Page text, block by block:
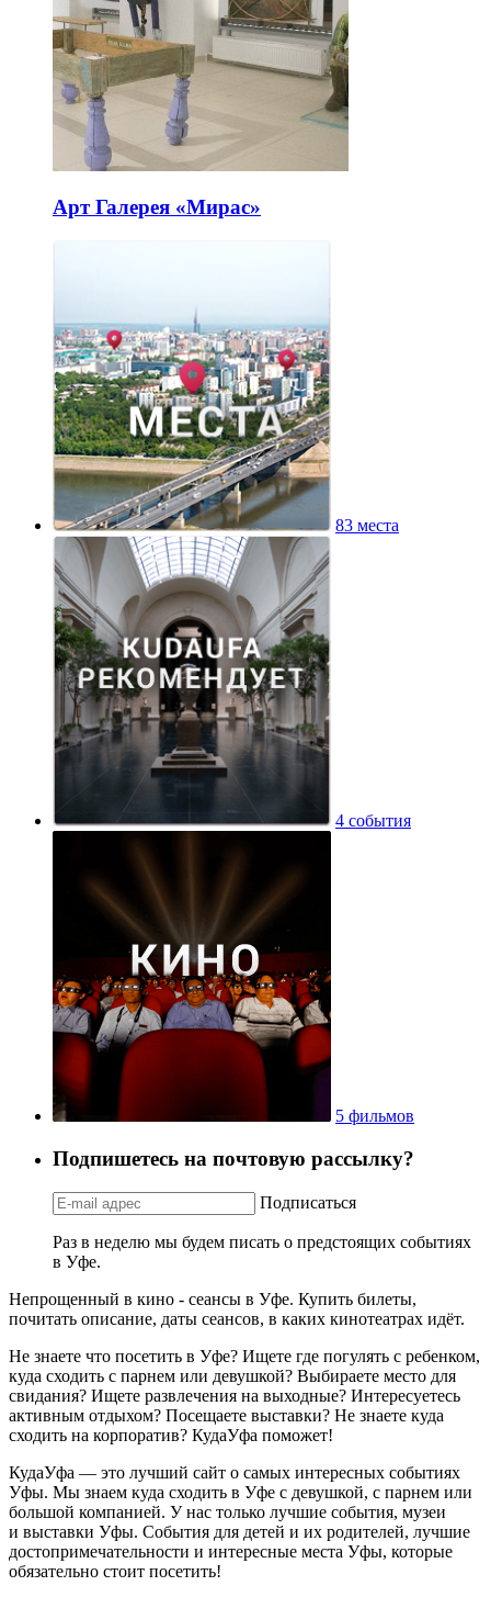
Арт Галерея «Мирас»
83 места
4 события
5 фильмов
Подпишетесь на почтовую рассылку?
Подписаться
Раз в неделю мы будем писать о предстоящих событиях
в Уфе.
Непрощенный в кино - сеансы в Уфе. Купить билеты,
почитать описание, даты сеансов, в каких кинотеатрах идёт.
Не знаете что посетить в Уфе? Ищете где погулять с ребенком,
куда сходить с парнем или девушкой? Выбираете место для
свидания? Ищете развлечения на выходные? Интересуетесь
активным отдыхом? Посещаете выставки? Не знаете куда
сходить на корпоратив? КудаУфа поможет!
КудаУфа — это лучший сайт о самых интересных событиях
Уфы. Мы знаем куда сходить в Уфе с девушкой, с парнем или
большой компанией. У нас только лучшие события, музеи
и выставки Уфы. События для детей и их родителей, лучшие
достопримечательности и интересные места Уфы, которые
обязательно стоит посетить!